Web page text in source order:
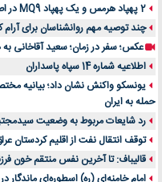
2 پهپاد هرمس و یک پهپاد MQ9 در اصفهان منهدم شد
چند توصیه مهم روانشناسان برای
عکس؛ سفر در زمان؛ سعید آقاخانی به
اطلاعیه شماره 14 سپاه پاسداران
یونسکو واکنش نشان داد؛ بیانیه
حمله به ایران
رد شایعات مربوط به وضعیت
توقف انتقال نفت از اقلیم کردستان
قالیباف: تا آخرین نفس منتقم خون
امام خامنه‌ای (ره) اسطوره‌ای ماندگار